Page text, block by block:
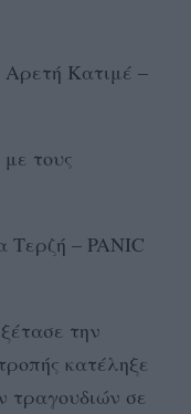
Αρετή Κατιμέ –
τους
Τερζή – PANIC
την
κατέληξε
τραγουδιών σε